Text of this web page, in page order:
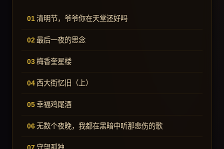
清明节，爷爷你在天堂还好吗
最后一夜的思念
梅香奎星楼
西大街忆旧（上）
幸福鸡尾酒
无数个夜晚，我都在黑暗中听那悲伤的歌